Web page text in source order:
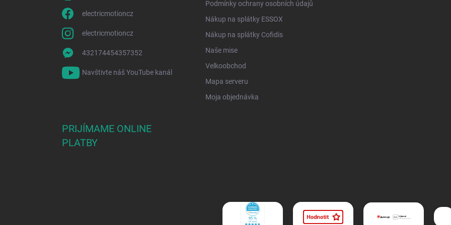
electricmotioncz
electricmotioncz
432174454357352
Navštivte náš YouTube kanál
Podmínky ochrany osobních údajů
Nákup na splátky ESSOX
Nákup na splátky Cofidis
Naše mise
Velkoobchod
Mapa serveru
Moja objednávka
PRIJÍMAME ONLINE
PLATBY